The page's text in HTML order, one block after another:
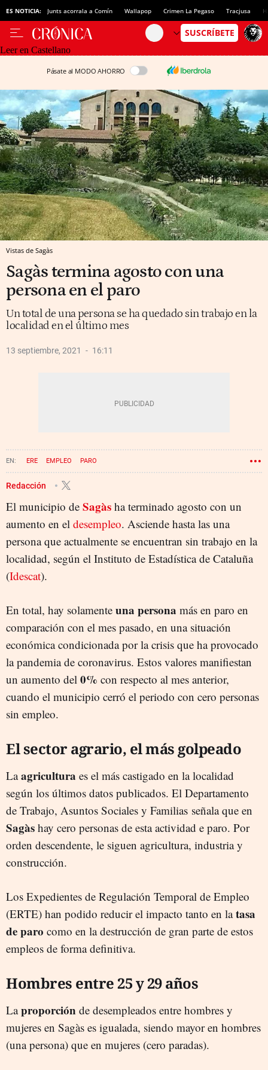
ES NOTICIA: Junts acorrala a Comín Wallapop Crimen La Pegaso Tracjusa
Leer en Castellano
Pásate al MODO AHORRO
Vistas de Sagàs
Sagàs termina agosto con una
persona en el paro
Un total de una persona se ha quedado sin trabajo en la
localidad en el último mes
13 septiembre, 2021 16:11
ERE EMPLEO PARO
Redacción
El municipio de Sagàs ha terminado agosto con un
aumento en el desempleo. Asciende hasta las una
persona que actualmente se encuentran sin trabajo en la
localidad, según el Instituto de Estadística de Cataluña
(Idescat).
En total, hay solamente una persona más en paro en
comparación con el mes pasado, en una situación
económica condicionada por la crisis que ha provocado
la pandemia de coronavirus. Estos valores manifiestan
un aumento del 0% con respecto al mes anterior,
cuando el municipio cerró el periodo con cero personas
sin empleo.
El sector agrario, el más golpeado
Laagricultura es el más castigado en la localidad
según los últimos datos publicados. El Departamento
de Trabajo, Asuntos Sociales y Familias señala que en
Sagàs hay cero personas de esta actividad e paro. Por
orden descendente, le siguen agricultura, industria y
construcción.
Los Expedientes de Regulación Temporal de Empleo
(ERTE) han podido reducir el impacto tanto en latasa
de paro como en la destrucción de gran parte de estos
empleos de forma definitiva.
Hombres entre 25 y 29 años
Laproporción de desempleados entre hombres y
mujeres en Sagàs es igualada, siendo mayor en hombres
(una persona) que en mujeres (cero paradas).